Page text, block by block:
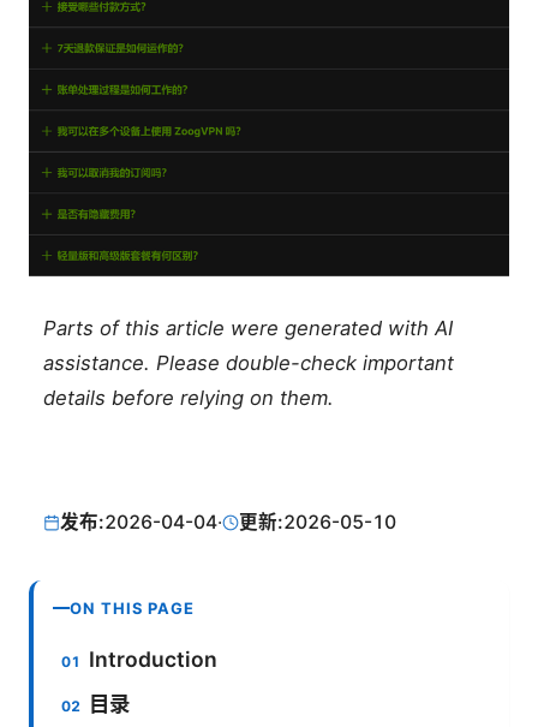
Parts of this article were generated with AI
assistance. Please double-check important
details before relying on them.
发布:2026-04-04· 更新:2026-05-10
ON THIS PAGE
Introduction
目录